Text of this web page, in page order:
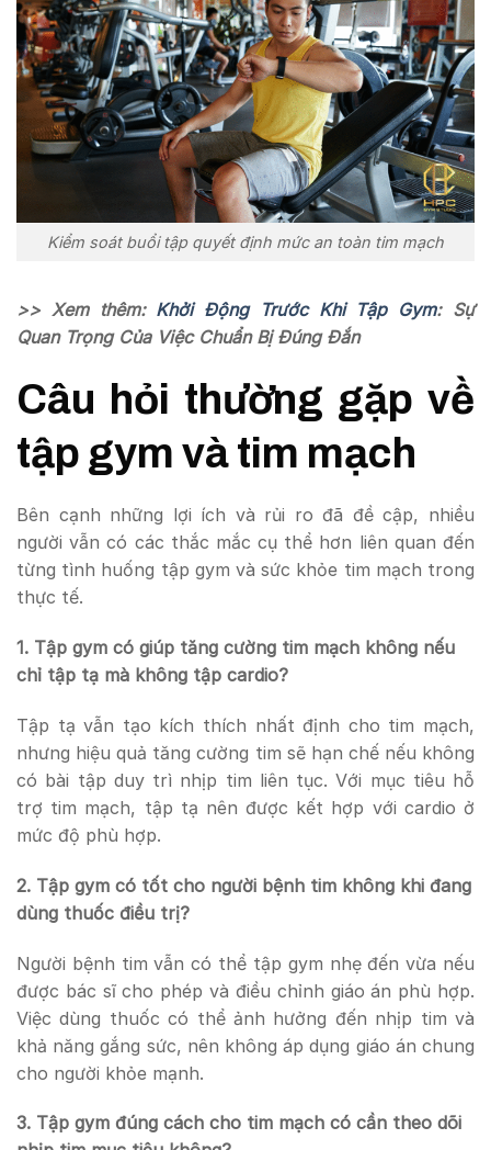
Kiểm soát buổi tập quyết định mức an toàn tim mạch
>> Xem thêm: Khởi Động Trước Khi Tập Gym: Sự
Quan Trọng Của Việc Chuẩn Bị Đúng Đắn
Câu hỏi thường gặp về
tập gym và tim mạch
Bên cạnh những lợi ích và rủi ro đã đề cập, nhiều
người vẫn có các thắc mắc cụ thể hơn liên quan đến
từng tình huống tập gym và sức khỏe tim mạch trong
thực tế.
1. Tập gym có giúp tăng cường tim mạch không nếu
chỉ tập tạ mà không tập cardio?
Tập tạ vẫn tạo kích thích nhất định cho tim mạch,
nhưng hiệu quả tăng cường tim sẽ hạn chế nếu không
có bài tập duy trì nhịp tim liên tục. Với mục tiêu hỗ
trợ tim mạch, tập tạ nên được kết hợp với cardio ở
mức độ phù hợp.
2. Tập gym có tốt cho người bệnh tim không khi đang
dùng thuốc điều trị?
Người bệnh tim vẫn có thể tập gym nhẹ đến vừa nếu
được bác sĩ cho phép và điều chỉnh giáo án phù hợp.
Việc dùng thuốc có thể ảnh hưởng đến nhịp tim và
khả năng gắng sức, nên không áp dụng giáo án chung
cho người khỏe mạnh.
3. Tập gym đúng cách cho tim mạch có cần theo dõi